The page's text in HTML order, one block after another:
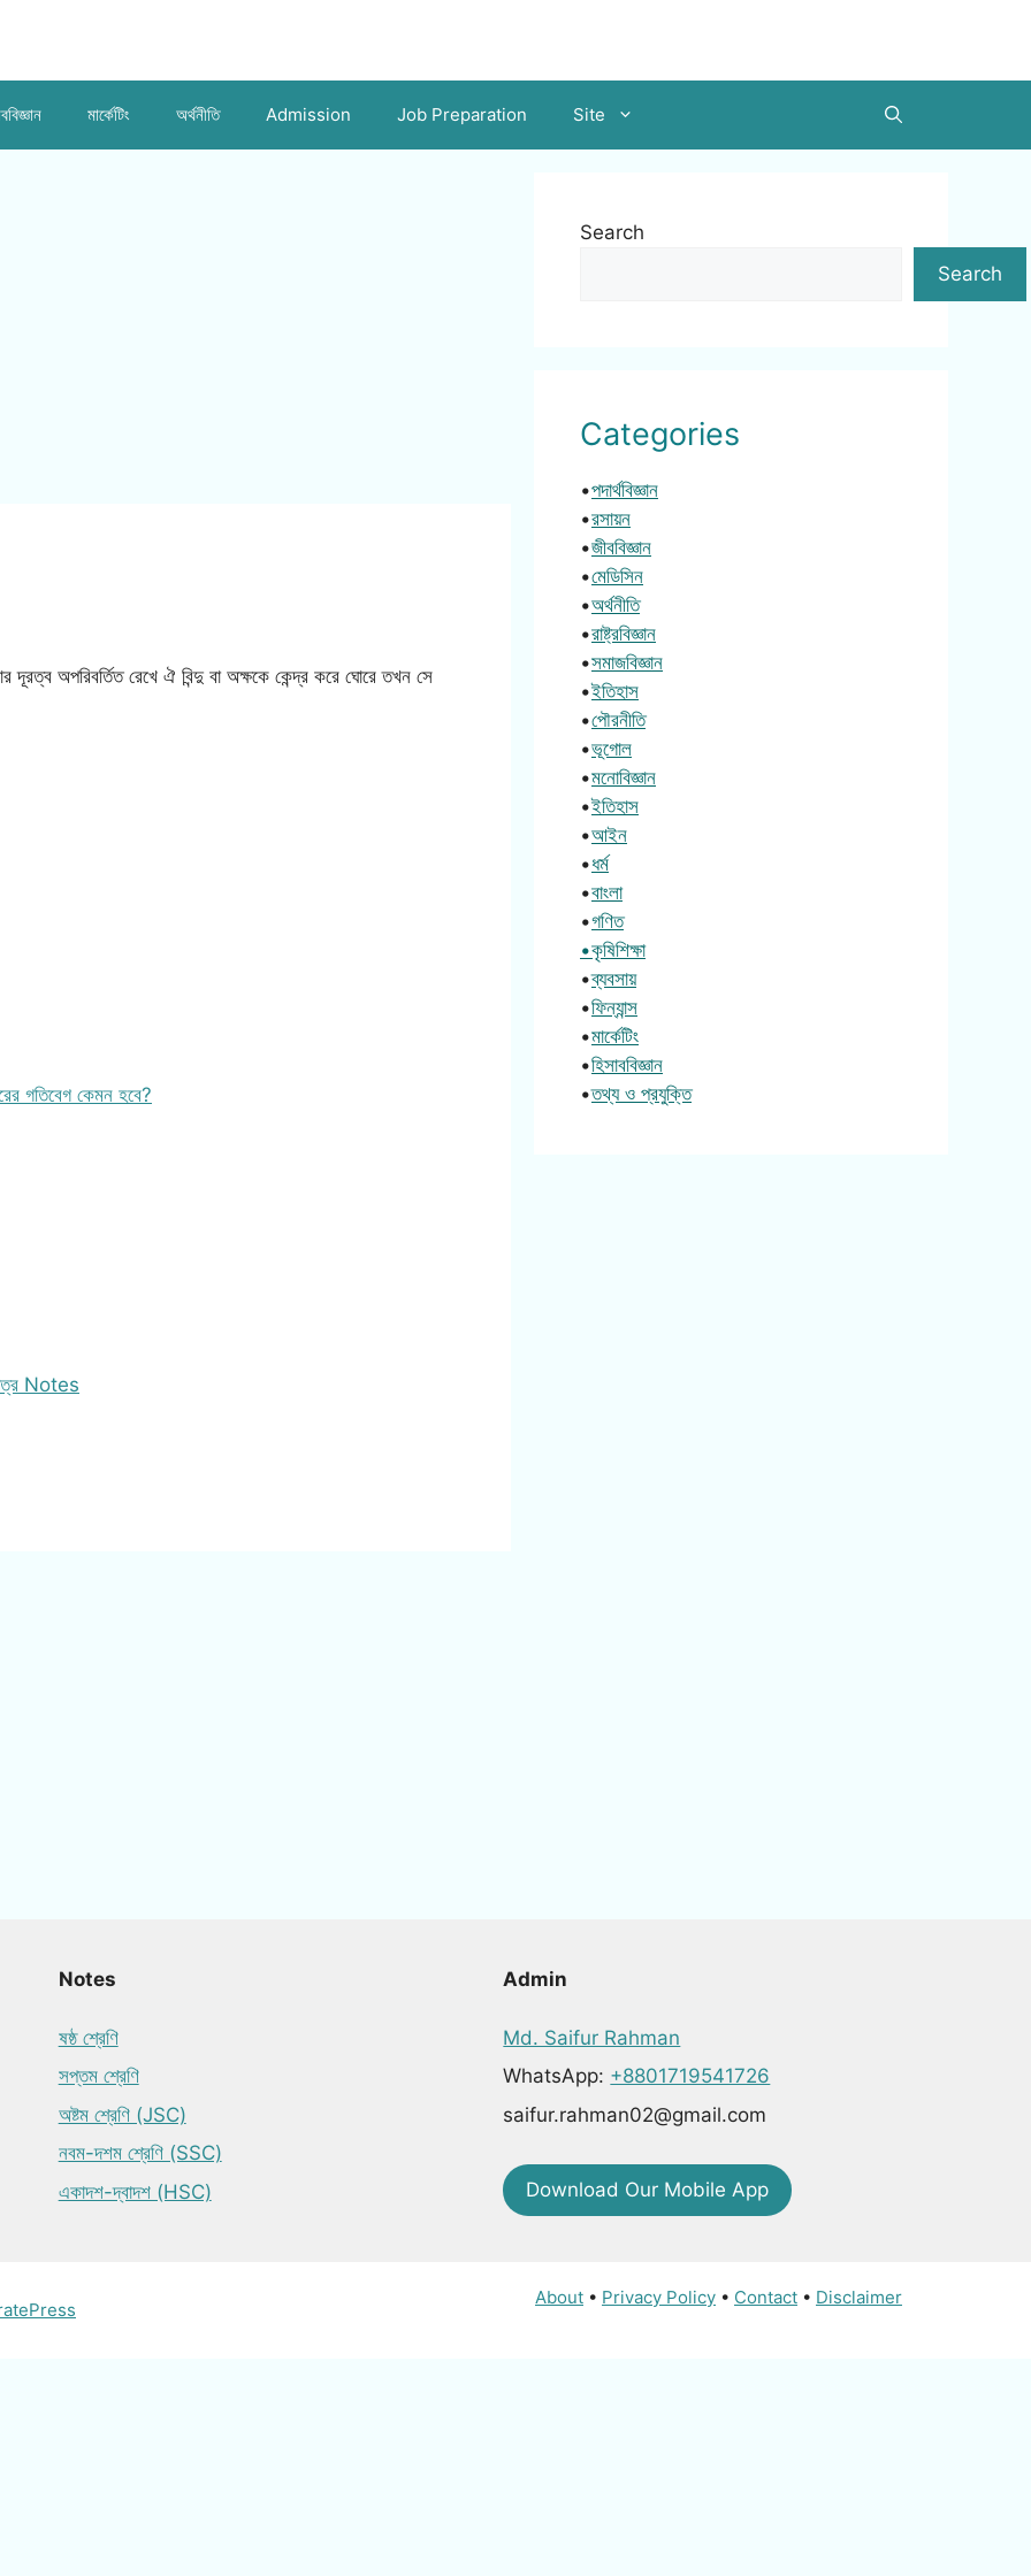
মার্কেটিং অর্থনীতি Admission Job Preparation Site
অপরিবর্তিত রেখে ঐ বিন্দু বা অক্ষকে কেন্দ্র করে ঘোরে তখন সে
গতিবেগ কেমন হবে?
পত্র Notes
Search
Search
Categories
•পদার্থবিজ্ঞান
•রসায়ন
•জীববিজ্ঞান
•মেডিসিন
•অর্থনীতি
•রাষ্ট্রবিজ্ঞান
•সমাজবিজ্ঞান
•ইতিহাস
•পৌরনীতি
•ভূগোল
•মনোবিজ্ঞান
•ইতিহাস
•আইন
•ধর্ম
•বাংলা
•গণিত
•কৃষিশিক্ষা
•ব্যবসায়
•ফিন্যান্স
•মার্কেটিং
•হিসাববিজ্ঞান
•তথ্য ও প্রযুক্তি
Notes
ষষ্ঠ শ্রেণি
সপ্তম শ্রেণি
অষ্টম শ্রেণি (JSC)
নবম-দশম শ্রেণি (SSC)
একাদশ-দ্বাদশ (HSC)
Admin
Md. Saifur Rahman
WhatsApp: +8801719541726
saifur.rahman02@gmail.com
Download Our Mobile App
About • Privacy Policy • Contact • Disclaimer